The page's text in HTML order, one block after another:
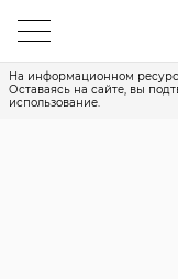
На информационном
Оставаясь на сайте, вы
использование.